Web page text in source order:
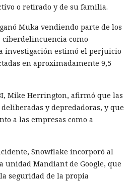
o retirado y de su familia.
Muka vendiendo parte de los
ciberdelincuencia como
investigación estimó el perjuicio
en aproximadamente 9,5
Mike Herrington, afirmó que las
y depredadoras, y que
a las empresas como a
Snowflake incorporó al
unidad Mandiant de Google, que
seguridad de la propia
y prácticamente sin heroínas:
literatura.